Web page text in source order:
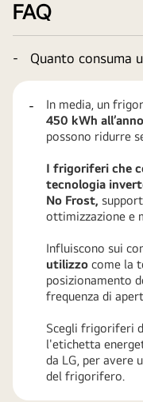
FAQ
- Quanto consuma
- In media, un
450 kWh all’anno
possono ridurre
I frigoriferi che
tecnologia
No Frost,
ottimizzazione e
Influiscono sui
utilizzo come la
posizionamento
frequenza di
Scegli frigoriferi
l'etichetta
da LG, per avere
del frigorifero.